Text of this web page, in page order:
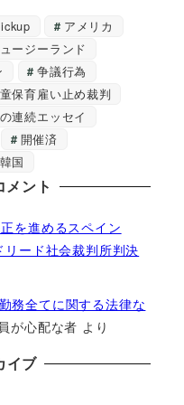
アメリカ
ージーランド
争議行為
保育雇い止め裁判
連続エッセイ
開催済
韓国
メント
を進めるスペイン
リード社会裁判所判決
務全てに関する法律な
が心配な者 より
イブ